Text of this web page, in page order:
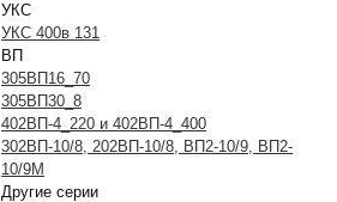
УКС
УКС 400в 131
ВП
305ВП16_70
305ВП30_8
402ВП-4_220 и 402ВП-4_400
302ВП-10/8, 202ВП-10/8, ВП2-10/9, ВП2-
10/9М
Другие серии